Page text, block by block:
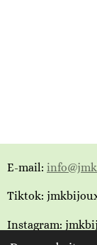
E-mail:
Tiktok:
Instagram: